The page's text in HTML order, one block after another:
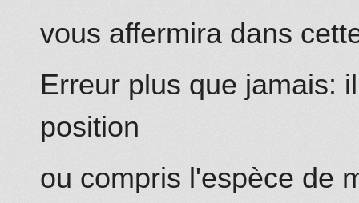
vous affermira dans
Erreur plus que jamais:
position
ou compris l'espèce de